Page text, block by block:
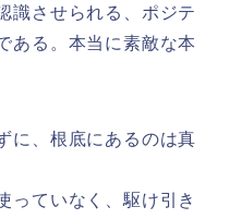
識させられる、ポジテ
ある。本当に素敵な本
に、根底にあるのは真
っていなく、駆け引き